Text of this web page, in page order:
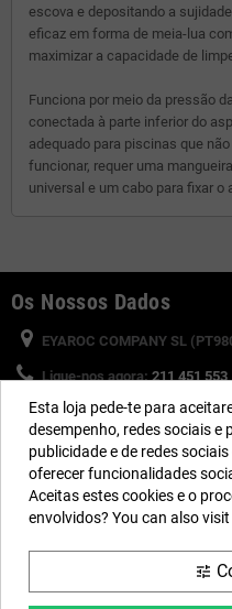
escova e depositando a
eficaz em forma de meia-lua
maximizar a capacidade de
Funciona por meio da pressão
conectada à parte inferior do
adequado para piscinas que
funcionar, requer uma
universal e um cabo para fixar o
Os Nossos Dados
EYAROC COMPANY SL
Ligue-nos agora: 211 451 553
Horário:Segunda a Sexta-
Email:
Siga-nos
Esta loja pede-te para
desempenho, redes sociais e
publicidade e de redes
oferecer funcionalidades
Aceitas estes cookies e o
envolvidos? You can also visit
tune